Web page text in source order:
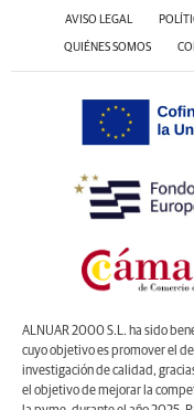
AVISO LEGAL
QUIÉNES SOMOS
ALNUAR 2000 S.L. ha sido
cuyo objetivo es promover el
investigación de calidad,
el objetivo de mejorar la